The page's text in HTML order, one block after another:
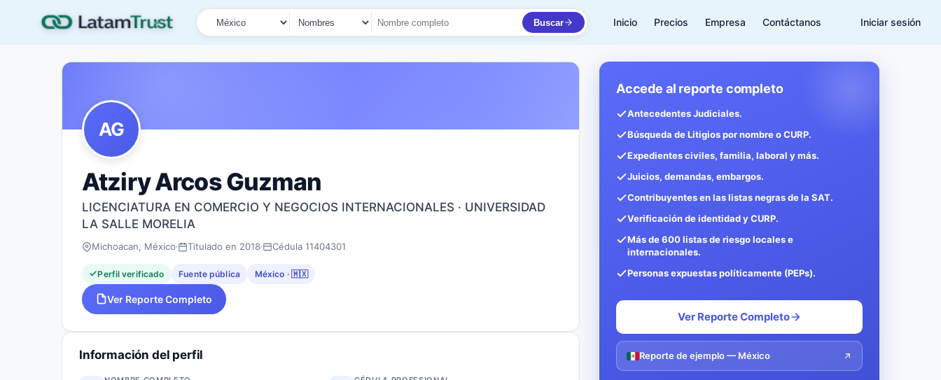
País
Tipo de búsqueda
Nombre o documento
Buscar Inicio Precios Empresa Contáctanos Iniciar sesión
AG
Atziry Arcos Guzman
LICENCIATURA EN COMERCIO Y NEGOCIOS INTERNACIONALES · UNIVERSIDAD
LA SALLE MORELIA
Michoacan, México Titulado en 2018 Cédula 11404301
Perfil verificado Fuente pública México · 🇲🇽
Ver Reporte Completo
Información del perfil
Accede al reporte completo
Antecedentes Judiciales.
Búsqueda de Litigios por nombre o CURP.
Expedientes civiles, familia, laboral y más.
Juicios, demandas, embargos.
Contribuyentes en las listas negras de la SAT.
Verificación de identidad y CURP.
Más de 600 listas de riesgo locales e
internacionales.
Personas expuestas políticamente (PEPs).
Ver Reporte Completo
Reporte de ejemplo — México